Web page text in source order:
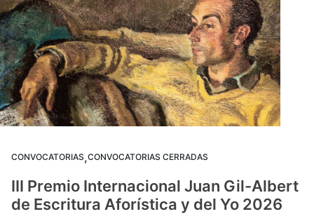
CONVOCATORIAS,CONVOCATORIAS CERRADAS
III Premio Internacional Juan Gil-Albert
de Escritura Aforística y del Yo 2026